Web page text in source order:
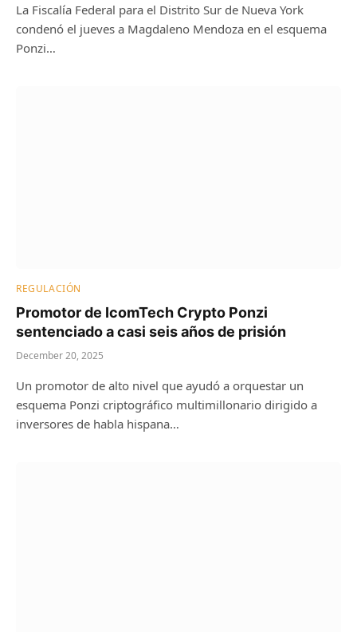
La Fiscalía Federal para el Distrito Sur de Nueva York
condenó el jueves a Magdaleno Mendoza en el esquema
Ponzi…
REGULACIÓN
Promotor de IcomTech Crypto Ponzi
sentenciado a casi seis años de prisión
December 20, 2025
Un promotor de alto nivel que ayudó a orquestar un
esquema Ponzi criptográfico multimillonario dirigido a
inversores de habla hispana…